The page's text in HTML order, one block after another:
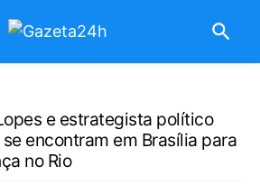
e estrategista político
encontram em Brasília para
no Rio